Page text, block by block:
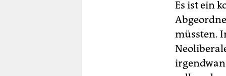
Es ist ein
müssten.